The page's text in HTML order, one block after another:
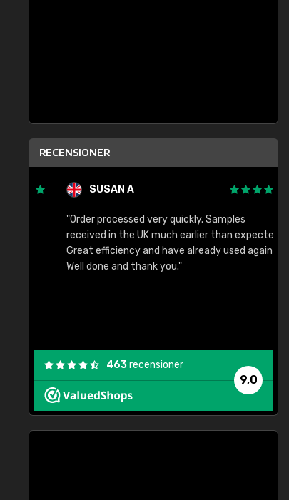
RECENSIONER
SUSAN A
"Order processed very quickly. Samples
received in the UK much earlier than expected.
Great efficiency and have already used again.
Well done and thank you."
9,0
463recensioner